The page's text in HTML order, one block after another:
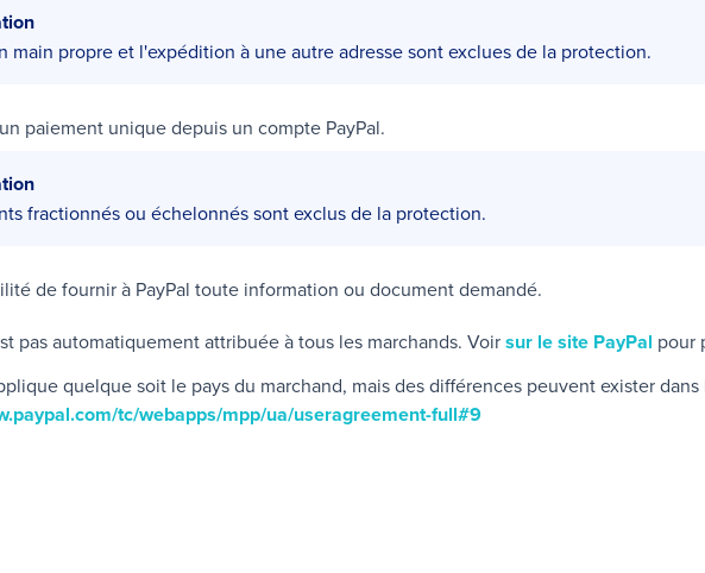
main propre et l'expédition à une autre adresse sont exclues de la protection.
paiement unique depuis un compte PayPal.
fractionnés ou échelonnés sont exclus de la protection.
de fournir à PayPal toute information ou document demandé.
pas automatiquement attribuée à tous les marchands. Voirsur le site PayPal pour
quelque soit le pays du marchand, mais des différences peuvent exister
tc/webapps/mpp/ua/useragreement-full#9